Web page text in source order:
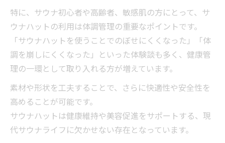
特に、サウナ初心者や高齢者、敏感肌の方にとって、サ
ウナハットの利用は体調管理の重要なポイントです。
「サウナハットを使うことでのぼせにくくなった」「体
調を崩しにくくなった」といった体験談も多く、健康管
理の一環として取り入れる方が増えています。
素材や形状を工夫することで、さらに快適性や安全性を
高めることが可能です。
サウナハットは健康維持や美容促進をサポートする、現
代サウナライフに欠かせない存在となっています。